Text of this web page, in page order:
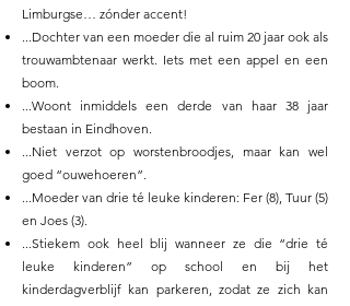
Limburgse… zónder accent!
...Dochter van een moeder die al ruim 20 jaar ook als
trouwambtenaar werkt. Iets met een appel en een
boom.
...Woont inmiddels een derde van haar 38 jaar
bestaan in Eindhoven.
...Niet verzot op worstenbroodjes, maar kan wel
goed “ouwehoeren”.
...Moeder van drie té leuke kinderen: Fer (8), Tuur (5)
en Joes (3).
...Stiekem ook heel blij wanneer ze die “drie té
leuke kinderen” op school en bij het
kinderdagverblijf kan parkeren, zodat ze zich kan